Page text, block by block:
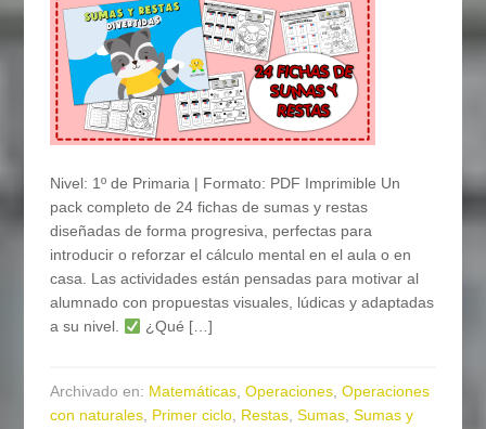
Nivel: 1º de Primaria | Formato: PDF Imprimible Un
pack completo de 24 fichas de sumas y restas
diseñadas de forma progresiva, perfectas para
introducir o reforzar el cálculo mental en el aula o en
casa. Las actividades están pensadas para motivar al
alumnado con propuestas visuales, lúdicas y adaptadas
a su nivel.
¿Qué […]
Archivado en: Matemáticas,Operaciones,Operaciones
con naturales, Primer ciclo, Restas,Sumas,Sumas y